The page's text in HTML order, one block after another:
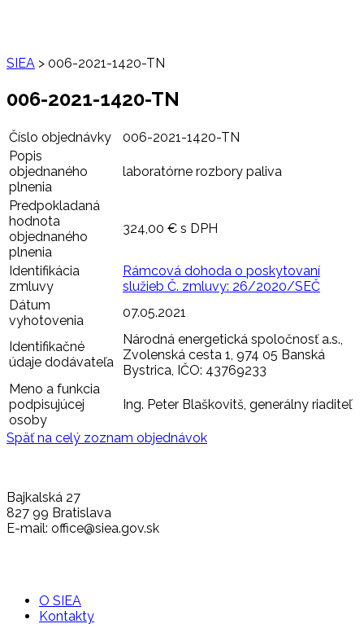
SIEA > 006-2021-1420-TN
006-2021-1420-TN
Číslo objednávky
006-2021-1420-TN
Popis
objednaného
plnenia
laboratórne rozbory paliva
Predpokladaná
hodnota
objednaného
plnenia
324,00 € s DPH
Identifikácia
zmluvy
Rámcová dohoda o poskytovaní
služieb Č. zmluvy: 26/2020/SEČ
Dátum
vyhotovenia
07.05.2021
Identifikačné
údaje dodávateľa
Národná energetická spoločnosť a.s.,
Zvolenská cesta 1, 974 05 Banská
Bystrica, IČO: 43769233
Meno a funkcia
podpisujúcej
osoby
Ing. Peter Blaškovitš, generálny riaditeľ
Späť na celý zoznam objednávok
Bajkalská 27
827 99 Bratislava
E-mail: office@siea.gov.sk
O SIEA
Kontakty